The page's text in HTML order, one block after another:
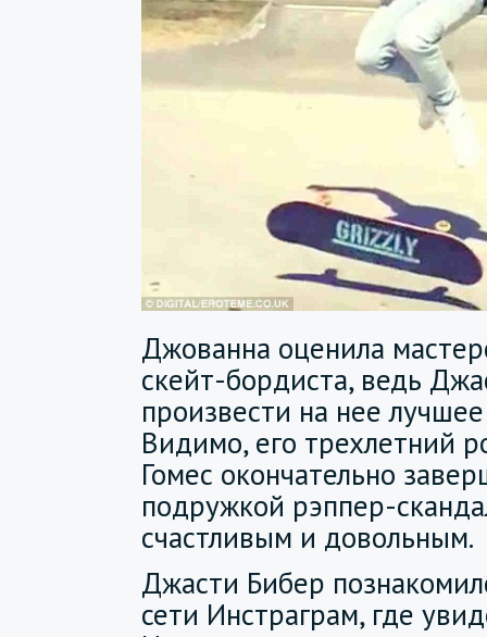
Джованна оценила
скейт-бордиста, ведь
произвести на нее
Видимо, его трехлетний
Гомес окончательно
подружкой рэппер-
счастливым и довольным.
Джасти Бибер
сети Инстраграм, где